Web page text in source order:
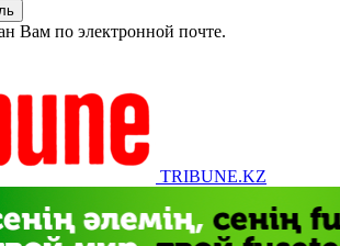
Вам по электронной почте.
TRIBUNE.KZ